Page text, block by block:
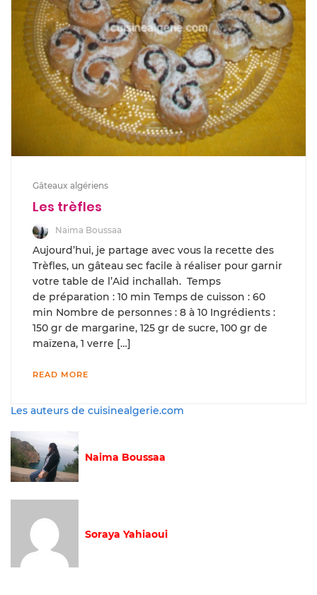
Gâteaux algériens
Les trèfles
Naima Boussaa
Aujourd’hui, je partage avec vous la recette des
Trèfles, un gâteau sec facile à réaliser pour garnir
votre table de l’Aid inchallah. Temps
de préparation : 10 min Temps de cuisson : 60
min Nombre de personnes : 8 à 10 Ingrédients :
150 gr de margarine, 125 gr de sucre, 100 gr de
maïzena, 1 verre […]
READ MORE
Les auteurs de cuisinealgerie.com
Naima Boussaa
Soraya Yahiaoui